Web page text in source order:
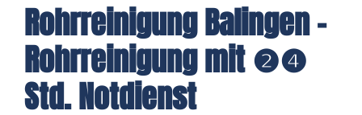
Rohrreinigung Balingen -
Rohrreinigung mit ❷❹
Std. Notdienst